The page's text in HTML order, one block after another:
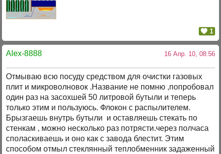
1
Alex-8888 16 Апр. 10, 08:56
Отмываю всю посуду средством для очистки газовых
плит и микроволновок .Название не помню ,попробовал
один раз на засохшей 50 литровой бутыли и теперь
только этим и пользуюсь. Флокон с распылителем.
Брызгаешь внутрь бутыли и оставляешь стекать по
стенкам , можно несколько раз потрясти.через полчаса
споласкиваешь и оно как с завода блестит. Этим
способом отмыл стеклянный теплобменник задаженный